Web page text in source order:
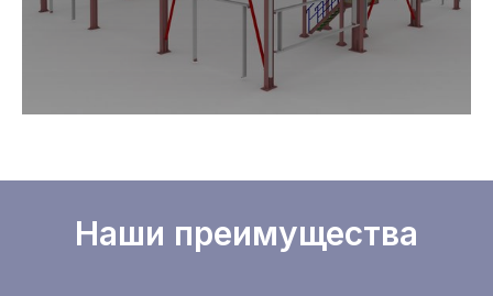
Наши преимущества